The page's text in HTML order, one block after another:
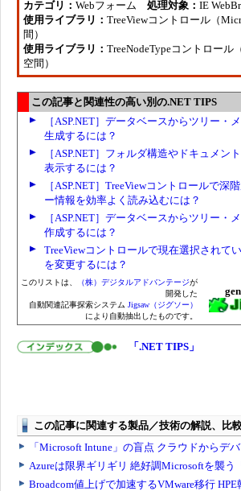
カテゴリ： Webフォーム 処理対象： IE
使用ライブラリ： TreeViewコントロール（
間）
使用ライブラリ： TreeNodeTypeコントロール
空間）
この記事と関連性の高い別の.NET TIPS
［ASP.NET］データベースからツリー・
生成するには？
［ASP.NET］フォルダ構造やドキュメン
表示するには？
［ASP.NET］TreeViewコントロールで深
ー情報を効率よく読み込むには？
［ASP.NET］データベースからツリー・
作成するには？
TreeViewコントロールで現在選択されて
を変更するには？
このリストは、 （株）デジタルアドバンテージが
開発した
自動関連記事探索システム Jigsaw（ジグソー）
により自動抽出したものです。
「.NET TIPS」